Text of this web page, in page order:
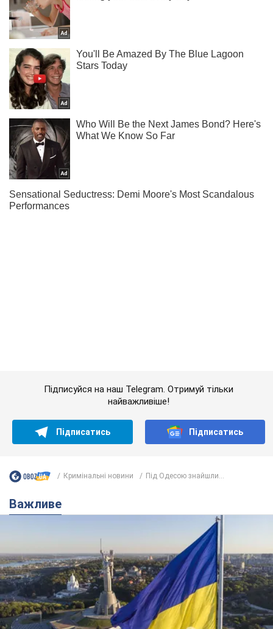
Якою була оригінальна версія гімну України та
чому її боялася Російська імперія: про це не
Державним символом є тільки перший куплет та приспів пісні
час назад 2,9 т.
Олександру Пономарьову – 53: що
відомо про трьох дітей секс-